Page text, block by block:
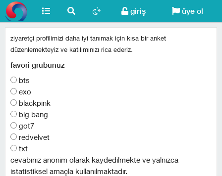
giriş üye ol
ziyaretçi profilimizi daha iyi tanımak için kısa bir anket
düzenlemekteyiz ve katılımınızı rica ederiz.
favori grubunuz
bts
exo
blackpink
big bang
got7
redvelvet
txt
cevabınız anonim olarak kaydedilmekte ve yalnızca
istatistiksel amaçla kullanılmaktadır.